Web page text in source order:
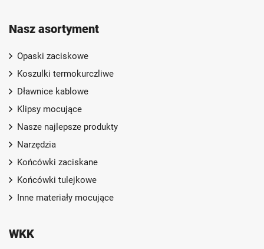
Nasz asortyment
Opaski zaciskowe
Koszulki termokurczliwe
Dławnice kablowe
Klipsy mocujące
Nasze najlepsze produkty
Narzędzia
Końcówki zaciskane
Końcówki tulejkowe
Inne materiały mocujące
WKK